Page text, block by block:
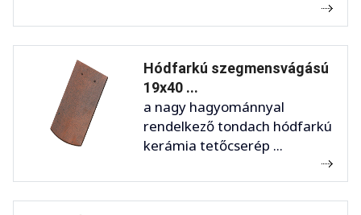
Hódfarkú szegmensvágású
19x40 ...
a nagy hagyománnyal
rendelkező tondach hódfarkú
kerámia tetőcserép ...